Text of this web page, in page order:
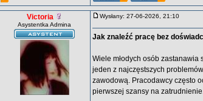
Victoria
Asystentka Admina
Wysłany: 27-06-2026, 21:10
Jak znaleźć pracę bez
Wiele młodych osób
jeden z najczęstszych
zawodową. Pracodawcy często
pierwszej szansy na